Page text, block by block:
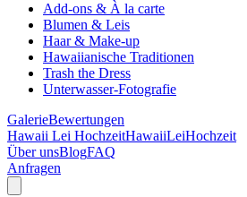
Add-ons & À la carte
Blumen & Leis
Haar & Make-up
Hawaiianische Traditionen
Trash the Dress
Unterwasser-Fotografie
GalerieBewertungen
Hawaii Lei HochzeitHawaiiLeiHochzeit
Über unsBlogFAQ
Anfragen